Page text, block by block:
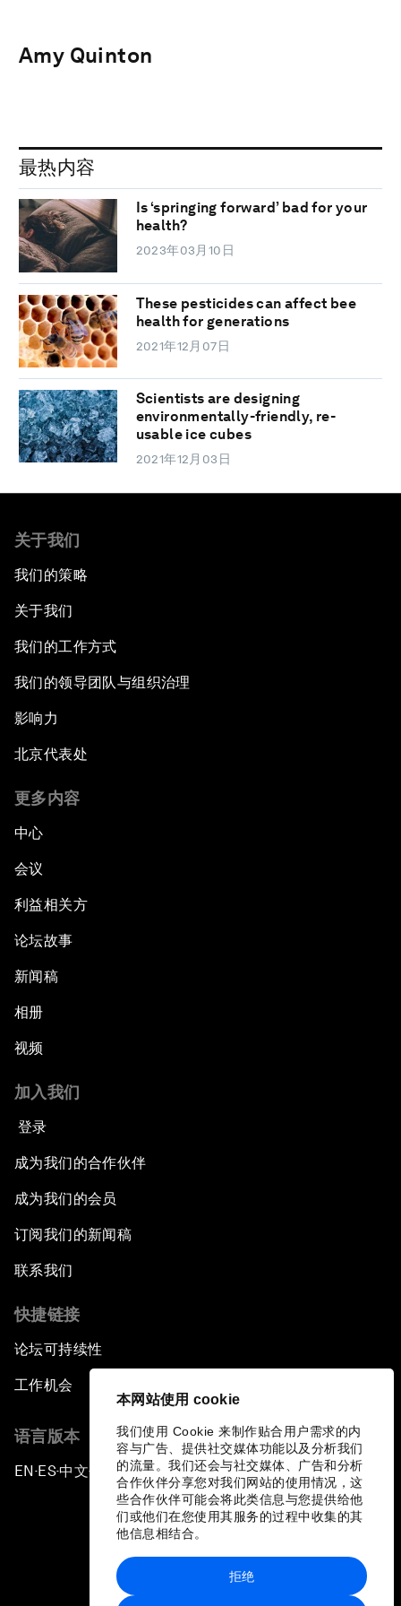
本网站使用 cookie
我们使用 Cookie 来制作贴合用户需求的内
容与广告、提供社交媒体功能以及分析我们
的流量。我们还会与社交媒体、广告和分析
合作伙伴分享您对我们网站的使用情况，这
些合作伙伴可能会将此类信息与您提供给他
们或他们在您使用其服务的过程中收集的其
他信息相结合。
拒绝
Amy Quinton
最热内容
Is ‘springing forward’ bad for your
health?
2023年03月10日
These pesticides can affect bee
health for generations
2021年12月07日
Scientists are designing
environmentally-friendly, re-
usable ice cubes
2021年12月03日
关于我们
我们的策略
关于我们
我们的工作方式
我们的领导团队与组织治理
影响力
北京代表处
更多内容
中心
会议
利益相关方
论坛故事
新闻稿
相册
视频
加入我们
登录
成为我们的合作伙伴
成为我们的会员
订阅我们的新闻稿
联系我们
快捷链接
论坛可持续性
工作机会
语言版本
EN ▪ES▪中文▪ 日本語